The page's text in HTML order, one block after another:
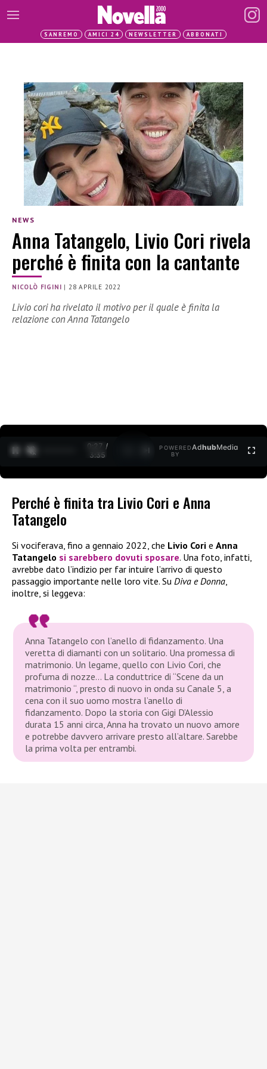
SANREMO AMICI 24 NEWSLETTER ABBONATI
NEWS
Anna Tatangelo, Livio Cori rivela
perché è finita con la cantante
NICOLÒ FIGINI | 28 APRILE 2022
Livio cori ha rivelato il motivo per il quale è finita la
relazione con Anna Tatangelo
0:27 /
3:35
POWERED
BY
AdhubMedia
Perché è finita tra Livio Cori e Anna
Tatangelo
Si vociferava, fino a gennaio 2022, che Livio Cori e Anna
Tatangelo si sarebbero dovuti sposare. Una foto, infatti,
avrebbe dato l’indizio per far intuire l’arrivo di questo
passaggio importante nelle loro vite. Su Diva e Donna,
inoltre, si leggeva:
Anna Tatangelo con l’anello di fidanzamento. Una
veretta di diamanti con un solitario. Una promessa di
matrimonio. Un legame, quello con Livio Cori, che
profuma di nozze… La conduttrice di “Scene da un
matrimonio “, presto di nuovo in onda su Canale 5, a
cena con il suo uomo mostra l’anello di
fidanzamento. Dopo la storia con Gigi D’Alessio
durata 15 anni circa, Anna ha trovato un nuovo amore
e potrebbe davvero arrivare presto all’altare. Sarebbe
la prima volta per entrambi.